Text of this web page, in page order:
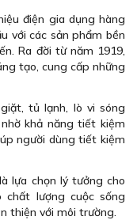
điện gia dụng hàng
với các sản phẩm bền
Ra đời từ năm 1919,
tạo, cung cấp những
tủ lạnh, lò vi sóng
khả năng tiết kiệm
người dùng tiết kiệm
lựa chọn lý tưởng cho
chất lượng cuộc sống
thiện với môi trường.